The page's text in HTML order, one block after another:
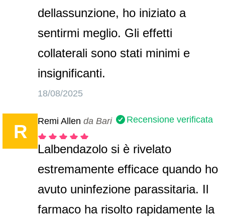
dellassunzione, ho iniziato a
sentirmi meglio. Gli effetti
collaterali sono stati minimi e
insignificanti.
18/08/2025
R Remi Allen da Bari Recensione verificata
Lalbendazolo si è rivelato
estremamente efficace quando ho
avuto uninfezione parassitaria. Il
farmaco ha risolto rapidamente la